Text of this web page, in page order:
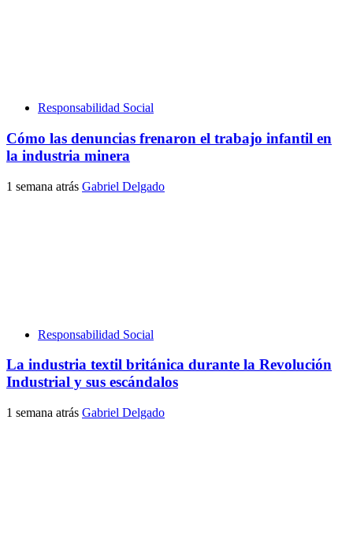
Responsabilidad Social
Cómo las denuncias frenaron el trabajo infantil en
la industria minera
1 semana atrás Gabriel Delgado
Responsabilidad Social
La industria textil británica durante la Revolución
Industrial y sus escándalos
1 semana atrás Gabriel Delgado